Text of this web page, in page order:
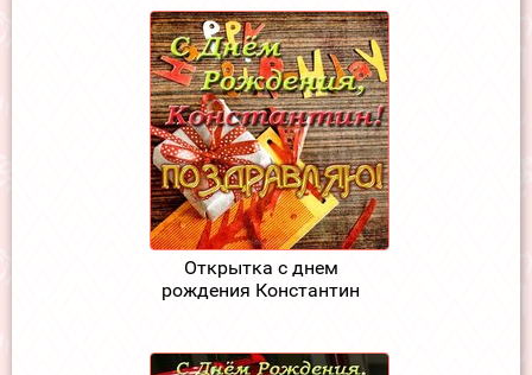
Открытка с днем
рождения Константин